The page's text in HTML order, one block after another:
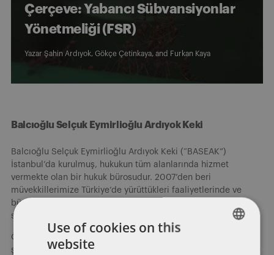
Çerçeve: Yabancı Sübvansiyonlar
Yönetmeliği (FSR)
Yazar Şahin Ardıyok, Gökçe Çetinkaya, and Furkan Kaya
Balcıoğlu Selçuk Eymirlioğlu Ardıyok Keki
Balcıoğlu Selçuk Eymirlioğlu Ardıyok Keki (“BASEAK”)
İstanbul’da kurulmuş, hukukun tüm alanlarında hizmet
vermekte olan bir hukuk bürosudur. 2007’den beri
müvekkillerimize Türkiye’de yürüttükleri faaliyetlerinde ve
büyüme planlarında titiz ve güvenilir hukuki çözümler
sunmaktayız.
Özel kişilerden, girişimcilere, kuruluş aşamasındaki küçük
şirketlerden, devlet kuruluşlarına, orta ve büyük ölçekli özel ve
Use of cookies on this
website